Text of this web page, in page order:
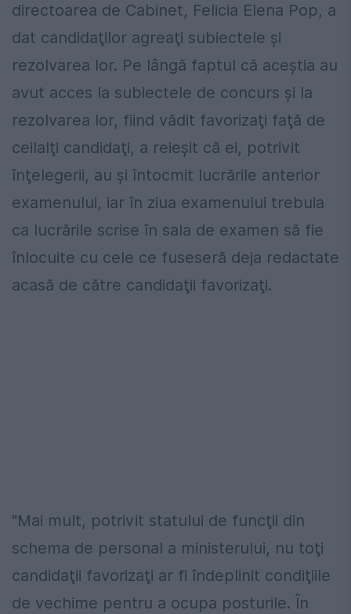
directoarea de Cabinet, Felicia Elena Pop, a
dat candidaţilor agreaţi subiectele şi
rezolvarea lor. Pe lângă faptul că aceştia au
avut acces la subiectele de concurs şi la
rezolvarea lor, fiind vădit favorizaţi faţă de
ceilalţi candidaţi, a reieşit că ei, potrivit
înţelegerii, au şi întocmit lucrările anterior
examenului, iar în ziua examenului trebuia
ca lucrările scrise în sala de examen să fie
înlocuite cu cele ce fuseseră deja redactate
acasă de către candidaţii favorizaţi.
"Mai mult, potrivit statului de funcţii din
schema de personal a ministerului, nu toţi
candidaţii favorizaţi ar fi îndeplinit condiţiile
de vechime pentru a ocupa posturile. În